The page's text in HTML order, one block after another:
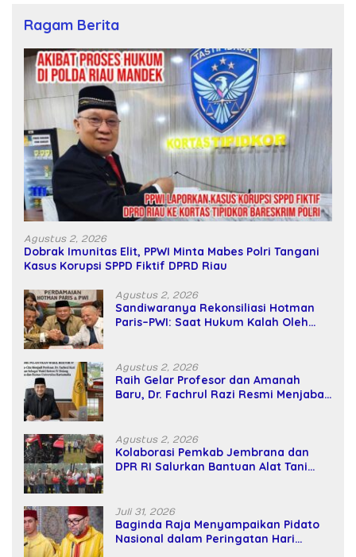
Ragam Berita
Agustus 2, 2026
Dobrak Imunitas Elit, PPWI Minta Mabes Polri Tangani
Kasus Korupsi SPPD Fiktif DPRD Riau
Agustus 2, 2026
Sandiwaranya Rekonsiliasi Hotman
Paris–PWI: Saat Hukum Kalah Oleh
Agustus 2, 2026
Raih Gelar Profesor dan Amanah
Baru, Dr. Fachrul Razi Resmi Menjabat
Agustus 2, 2026
Kolaborasi Pemkab Jembrana dan
DPR RI Salurkan Bantuan Alat Tani
Juli 31, 2026
Baginda Raja Menyampaikan Pidato
Nasional dalam Peringatan Hari